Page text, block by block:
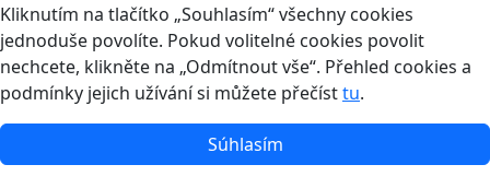
Kliknutím na tlačítko „Souhlasím“ všechny cookies
jednoduše povolíte. Pokud volitelné cookies povolit
nechcete, klikněte na „Odmítnout vše“. Přehled cookies a
podmínky jejich užívání si můžete přečísttu.
Súhlasím